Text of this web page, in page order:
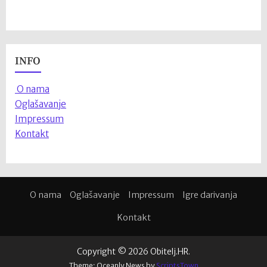
INFO
O nama
Oglašavanje
Impressum
Kontakt
O nama Oglašavanje Impressum Igre darivanja
Kontakt
Copyright © 2026 Obitelj.HR.